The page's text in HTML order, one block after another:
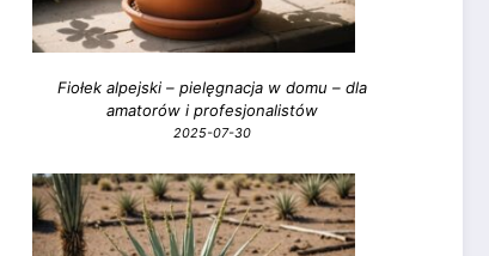
Fiołek alpejski – pielęgnacja w domu – dla
amatorów i profesjonalistów
2025-07-30